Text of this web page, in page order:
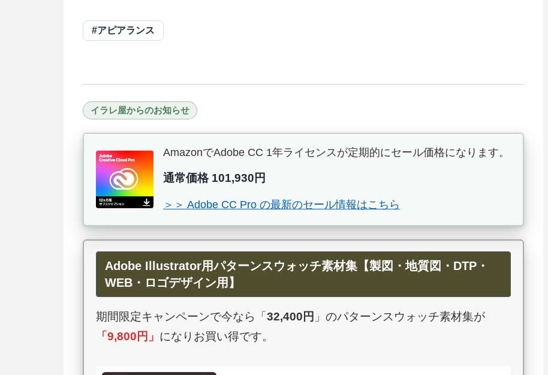
#アピアランス
イラレ屋からのお知らせ
AmazonでAdobe CC 1年ライセンスが定期的にセール価格になります。
通常価格 101,930円
＞＞ Adobe CC Pro の最新のセール情報はこちら
Adobe Illustrator用パターンスウォッチ素材集【製図・地質図・DTP・
WEB・ロゴデザイン用】
期間限定キャンペーンで今なら「32,400円 」のパターンスウォッチ素材集が
「9,800円 」 になりお買い得です。